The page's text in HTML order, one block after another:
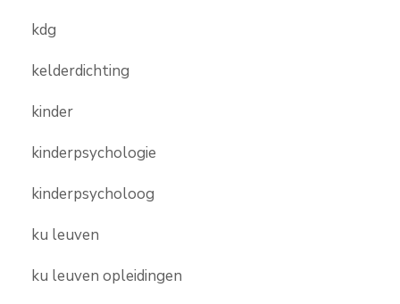
kdg
kelderdichting
kinder
kinderpsychologie
kinderpsycholoog
ku leuven
ku leuven opleidingen